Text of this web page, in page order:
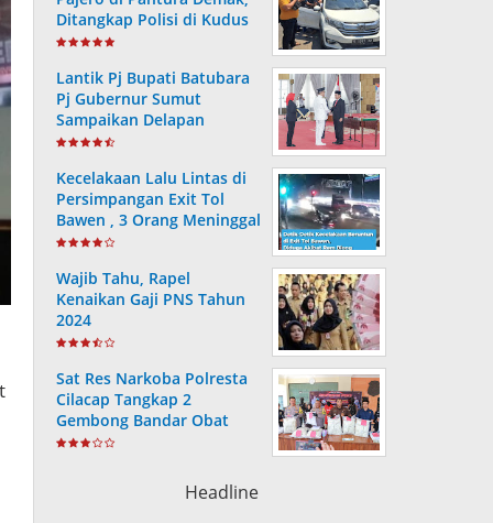
Ditangkap Polisi di Kudus
Lantik Pj Bupati Batubara
Pj Gubernur Sumut
Sampaikan Delapan
Arahan Presiden RI
Kecelakaan Lalu Lintas di
Persimpangan Exit Tol
Bawen , 3 Orang Meninggal
dan 9 Lainnya Alami Luka
Wajib Tahu, Rapel
Kenaikan Gaji PNS Tahun
2024
Sat Res Narkoba Polresta
Cilacap Tangkap 2
Gembong Bandar Obat
Terlarang dan Amankan
Headline